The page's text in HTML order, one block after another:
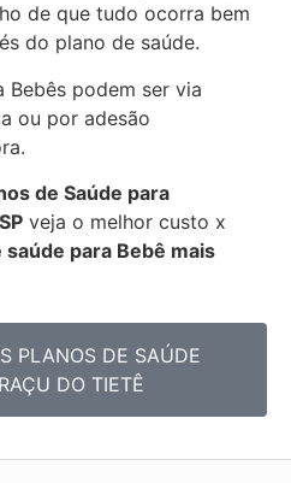
de que tudo ocorra bem
do plano de saúde.
Bebês podem ser via
ou por adesão
de Saúde para
veja o melhor custo x
saúde para Bebê mais
PLANOS DE SAÚDE
DO TIETÊ